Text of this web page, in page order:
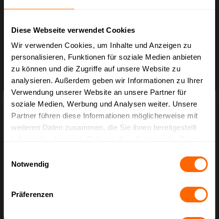
Diese Webseite verwendet Cookies
Wir verwenden Cookies, um Inhalte und Anzeigen zu
personalisieren, Funktionen für soziale Medien anbieten
zu können und die Zugriffe auf unsere Website zu
analysieren. Außerdem geben wir Informationen zu Ihrer
Verwendung unserer Website an unsere Partner für
soziale Medien, Werbung und Analysen weiter. Unsere
Partner führen diese Informationen möglicherweise mit
weiteren Daten zusammen, die Sie ihnen bereitgestellt
Notwendig
Präferenzen
325 x 245 x 300 mm Gefahrgutkarton
Art.-Nr.:BX.1428-003
Ab3,17 €*
Privatkunden können Preise mit MwSt. (brutto) und Geschäftskunden Preise
ohne MwSt. (netto) angezeigt werden.